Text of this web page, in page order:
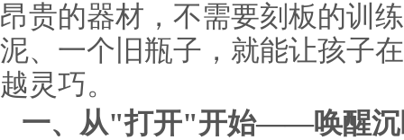
昂贵的器材，不需要刻板的训
泥、一个旧瓶子，就能让孩子
越灵巧。
一、从"打开"开始——唤醒沉